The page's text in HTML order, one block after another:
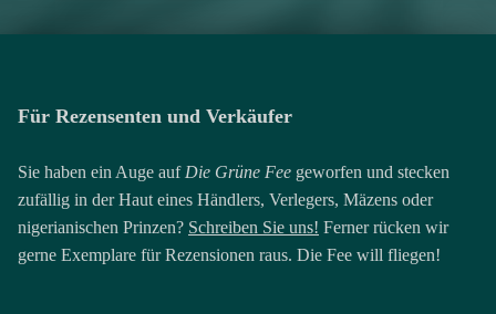
Für Rezensenten und Verkäufer
Sie haben ein Auge auf Die Grüne Fee geworfen und stecken
zufällig in der Haut eines Händlers, Verlegers, Mäzens oder
nigerianischen Prinzen? Schreiben Sie uns! Ferner rücken wir
gerne Exemplare für Rezensionen raus. Die Fee will fliegen!